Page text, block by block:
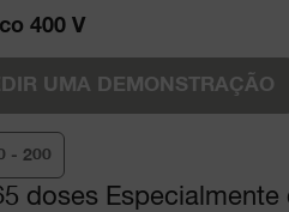
400 V
UMA DEMONSTRAÇÃO
- 200
doses